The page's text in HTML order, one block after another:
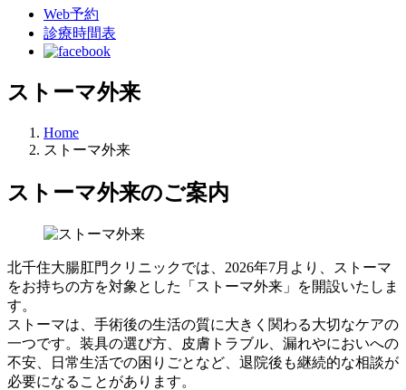
Web予約
診療時間表
ストーマ外来
Home
ストーマ外来
ストーマ外来のご案内
北千住大腸肛門クリニックでは、2026年7月より、ストーマ
をお持ちの方を対象とした「ストーマ外来」を開設いたしま
す。
ストーマは、手術後の生活の質に大きく関わる大切なケアの
一つです。装具の選び方、皮膚トラブル、漏れやにおいへの
不安、日常生活での困りごとなど、退院後も継続的な相談が
必要になることがあります。